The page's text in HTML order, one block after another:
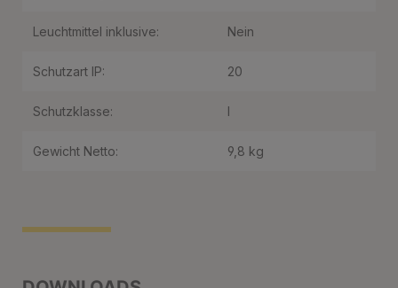
Leuchtmittel inklusive: Nein
Schutzart IP: 20
Schutzklasse: I
Gewicht Netto: 9,8 kg